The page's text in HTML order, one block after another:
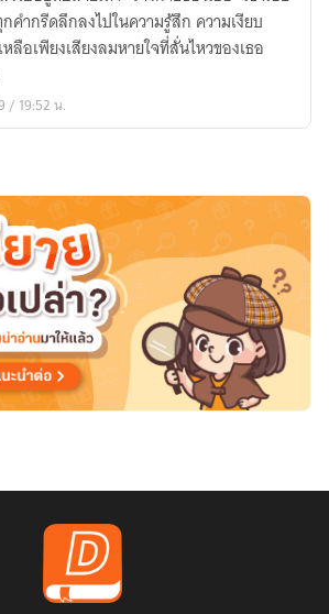
รีดลึกลงไปในความรู้สึก ความเงียบ
ลือเพียงเสียงลมหายใจที่สั่นไหวของเธอ
/ 19:52 น.